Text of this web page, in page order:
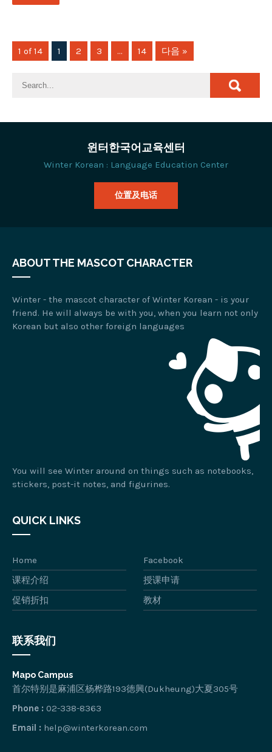
1 of 14 1 2 3 … 14 다음 »
윈터한국어교육센터
Winter Korean : Language Education Center
位置及电话
ABOUT THE MASCOT CHARACTER
Winter - the mascot character of Winter Korean - is your
friend. He will always be with you, when you learn not only
Korean but also other foreign languages
You will see Winter around on things such as notebooks,
stickers, post-it notes, and figurines.
QUICK LINKS
Home
Facebook
课程介绍
授课申请
促销折扣
教材
联系我们
Mapo Campus
首尔特别是麻浦区杨桦路193徳興(Dukheung)大夏305号
Phone : 02-338-8363
Email : help@winterkorean.com